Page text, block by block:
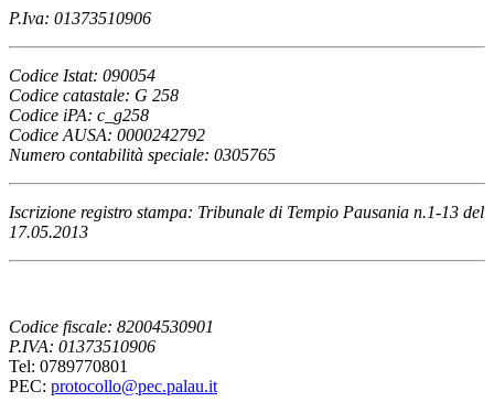
P.Iva: 01373510906
Codice Istat: 090054
Codice catastale: G 258
Codice iPA: c_g258
Codice AUSA: 0000242792
Numero contabilità speciale: 0305765
Iscrizione registro stampa: Tribunale di Tempio Pausania n.1-13 del
17.05.2013
Codice fiscale: 82004530901
P.IVA: 01373510906
Tel: 0789770801
PEC: protocollo@pec.palau.it